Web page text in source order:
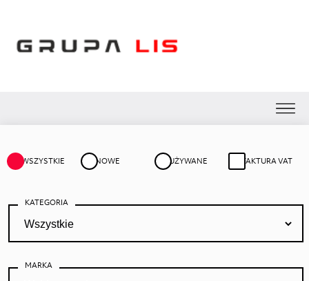
WSZYSTKIE NOWE UŻYWANE FAKTURA VAT
KATEGORIA
MARKA